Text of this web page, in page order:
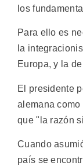
los
Para ello es
la
Europa, y la
El presidente
alemana
que "la razón
Cuando
país se